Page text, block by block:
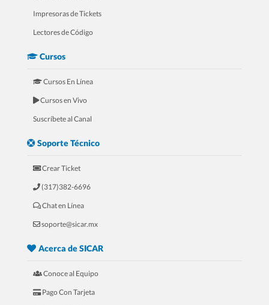
tu FERRETERÍA
5.- 20 Razones Para USAR SICAR en
tu REFACCIONARIA
Impresoras de Tickets
Lectores de Código
Cursos
Cursos En Línea
Cursos en Vivo
Suscríbete al Canal
Soporte Técnico
Crear Ticket
(317)382-6696
Chat en Línea
soporte@sicar.mx
Acerca de SICAR
Conoce al Equipo
Pago Con Tarjeta